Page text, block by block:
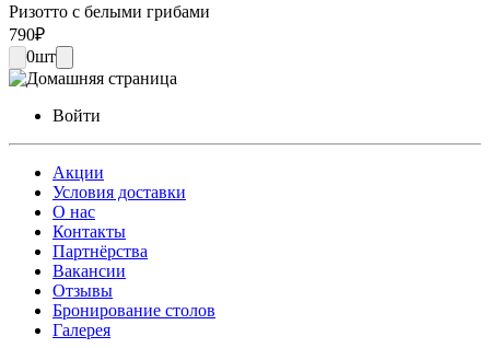
Ризотто с белыми грибами
790₽
0шт
Войти
Акции
Условия доставки
О нас
Контакты
Партнёрства
Вакансии
Отзывы
Бронирование столов
Галерея